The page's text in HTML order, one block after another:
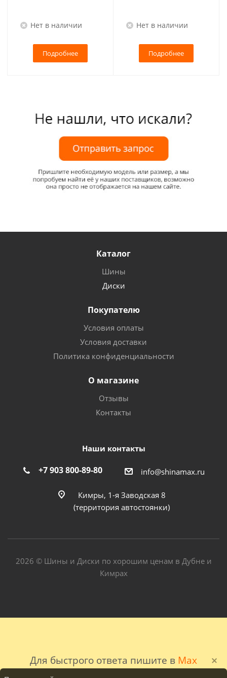
Для быстрого ответа пишите в Max
Нет в наличии
Подробнее
Нет в наличии
Подробнее
Каталог
Шины
Диски
Покупателю
Условия оплаты
Условия доставки
Политика конфиденциальности
О магазине
Отзывы
Контакты
Наши контакты
+7 903 800-89-80 info@shinamax.ru
Кимры, 1-я Заводская 8
(территория автостоянки)
2026 © Шины и Диски по хорошим ценам в Дубне и
Кимрах